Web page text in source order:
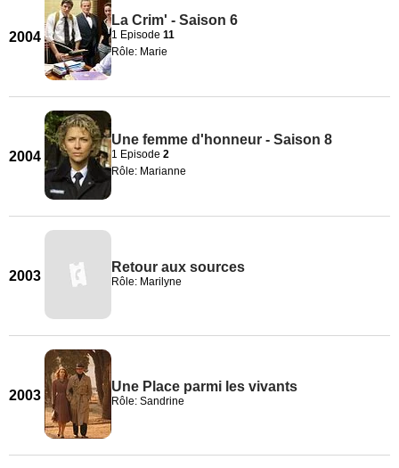
2004
La Crim' - Saison 6
1 Episode 11
Rôle: Marie
2004
Une femme d'honneur - Saison 8
1 Episode 2
Rôle: Marianne
2003
Retour aux sources
Rôle: Marilyne
2003
Une Place parmi les vivants
Rôle: Sandrine